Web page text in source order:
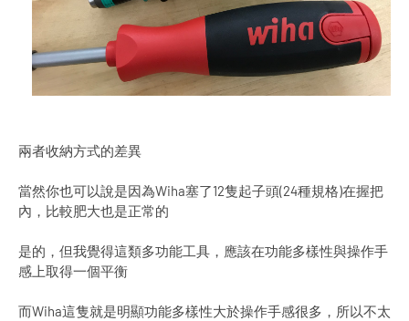
兩者收納方式的差異
當然你也可以說是因為Wiha塞了12隻起子頭(24種規格)在握把
內，比較肥大也是正常的
是的，但我覺得這類多功能工具，應該在功能多樣性與操作手
感上取得一個平衡
而Wiha這隻就是明顯功能多樣性大於操作手感很多，所以不太